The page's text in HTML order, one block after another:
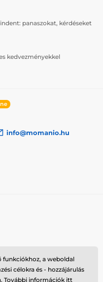
panaszokat, kérdéseket
kedvezményekkel
info@momanio.hu
funkciókhoz, a weboldal
célokra és - hozzájárulás
További információk itt